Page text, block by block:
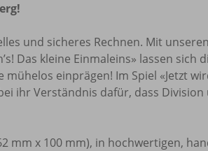
und sicheres Rechnen. Mit
Das kleine Einmaleins» lassen sich
einprägen! Im Spiel «Jetzt
ihr Verständnis dafür, dass
mm x 100 mm), in hochwertigen,